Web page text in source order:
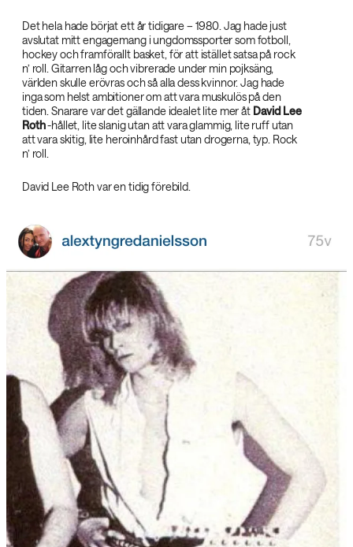
Det hela hade börjat ett år tidigare – 1980. Jag hade just
avslutat mitt engagemang i ungdomssporter som fotboll,
hockey och framförallt basket, för att istället satsa på rock
n’ roll. Gitarren låg och vibrerade under min pojksäng,
världen skulle erövras och så alla dess kvinnor. Jag hade
inga som helst ambitioner om att vara muskulös på den
tiden. Snarare var det gällande idealet lite mer åt David Lee
Roth‌-hållet, lite slanig utan att vara glammig, lite ruff utan
att vara skitig, lite heroinhård fast utan drogerna, typ. Rock
n’ roll.
David Lee Roth var en tidig förebild.